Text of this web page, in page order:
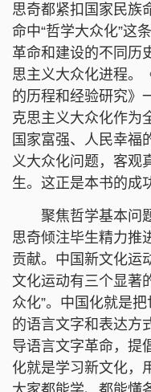
思奇都紧扣国家民族
命中“哲学大众化”这
革命和建设的不同历
思主义大众化进程。
的历程和经验研究》
克思主义大众化作为
国家富强、人民幸福
义大众化问题，客观
生。这正是本书的成
聚焦哲学基本问题
思奇倾注毕生精力推
贡献。中国新文化运
文化运动有三个显著
众化”。中国化就是
的语言文字和表达方
导语言文字革命，提
化就是学习新文化，